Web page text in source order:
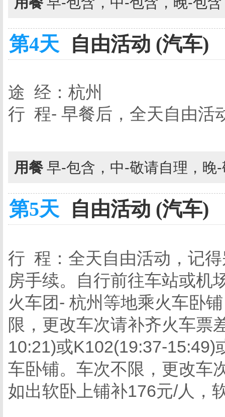
第4天 自由活动 (汽车)
途 经：杭州
行 程- 早餐后，全天自由活
用餐 早-包含，中-敬请自理，晚
第5天 自由活动 (汽车)
行 程：全天自由活动，记
房手续。自行前往车站或机
火车团- 杭州等地乘火车卧
限，更改车次请补齐火车票
10:21)或K102(19:37-
车卧铺。车次不限，更改车
如出软卧上铺补176元/人，